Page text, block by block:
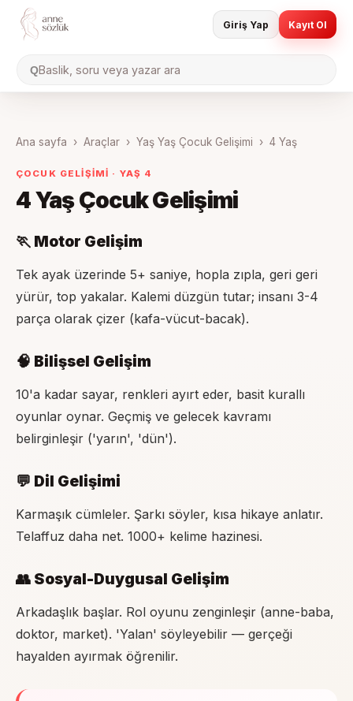
QBaslik, soru veya yazar ara
Giriş Yap Kayıt Ol
Ana sayfa › Araçlar › Yaş Yaş Çocuk Gelişimi › 4 Yaş
ÇOCUK GELİŞİMİ · YAŞ 4
4 YaşÇocuk Gelişimi
🏃 Motor Gelişim
Tek ayak üzerinde 5+ saniye, hopla zıpla, geri geri
yürür, top yakalar. Kalemi düzgün tutar; insanı 3-4
parça olarak çizer (kafa-vücut-bacak).
🧠 Bilişsel Gelişim
10'a kadar sayar, renkleri ayırt eder, basit kurallı
oyunlar oynar. Geçmiş ve gelecek kavramı
belirginleşir ('yarın', 'dün').
💬 Dil Gelişimi
Karmaşık cümleler. Şarkı söyler, kısa hikaye anlatır.
Telaffuz daha net. 1000+ kelime hazinesi.
👥 Sosyal-Duygusal Gelişim
Arkadaşlık başlar. Rol oyunu zenginleşir (anne-baba,
doktor, market). 'Yalan' söyleyebilir — gerçeği
hayalden ayırmak öğrenilir.